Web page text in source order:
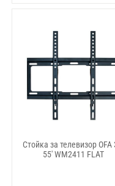
Стойка за телевизор OFA
55' WM2411 FLAT